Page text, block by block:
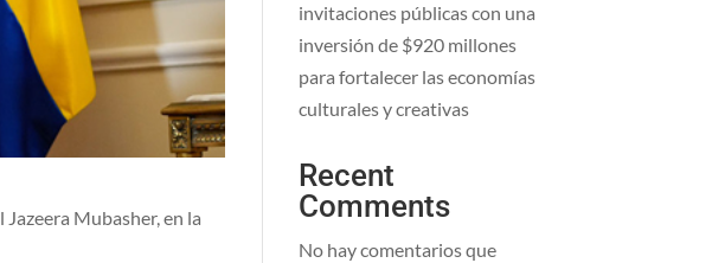
Mubasher, en la
invitaciones públicas con una
inversión de $920 millones
para fortalecer las economías
culturales y creativas
Recent
Comments
No hay comentarios que